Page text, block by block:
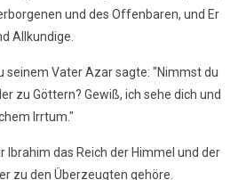
und des Offenbaren, und Er
Allkundige.
seinem Vater Azar sagte: "Nimmst du
zu Göttern? Gewiß, ich sehe dich und
Irrtum."
Ibrahim das Reich der Himmel und der
zu den Überzeugten gehöre.